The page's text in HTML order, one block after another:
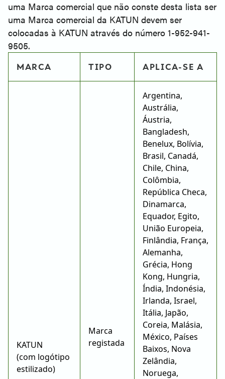
uma Marca comercial que não conste desta lista ser
uma Marca comercial da KATUN devem ser
colocadas à KATUN através do número 1-952-941-
9505.
MARCA TIPO APLICA-SE A
KATUN
(com logótipo
estilizado)
Marca
registada
Argentina,
Austrália,
Áustria,
Bangladesh,
Benelux, Bolívia,
Brasil, Canadá,
Chile, China,
Colômbia,
República Checa,
Dinamarca,
Equador, Egito,
União Europeia,
Finlândia, França,
Alemanha,
Grécia, Hong
Kong, Hungria,
Índia, Indonésia,
Irlanda, Israel,
Itália, Japão,
Coreia, Malásia,
México, Países
Baixos, Nova
Zelândia,
Noruega,